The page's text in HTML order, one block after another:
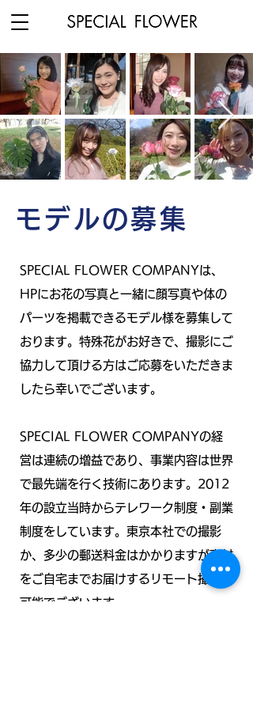
モデルの募集
SPECIAL FLOWER COMPANYは、
HPにお花の写真と一緒に顔写真や体の
パーツを掲載できるモデル様を募集して
おります。特殊花がお好きで、撮影にご
協力して頂ける方はご応募をいただきま
したら幸いでございます。
SPECIAL FLOWER COMPANYの経
営は連続の増益であり、事業内容は世界
で最先端を行く技術にあります。2012
年の設立当時からテレワーク制度・副業
制度をしています。東京本社での撮影
か、多少の郵送料金はかかりますが商材
をご自宅までお届けするリモート撮影が
可能でございます。